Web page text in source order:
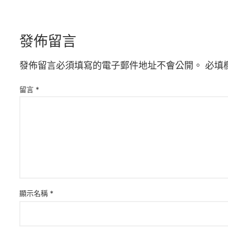
發佈留言
發佈留言必須填寫的電子郵件地址不會公開。 必填
留言 *
顯示名稱 *